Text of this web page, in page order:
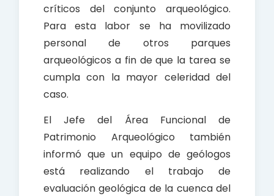
críticos del conjunto arqueológico.
Para esta labor se ha movilizado
personal de otros parques
arqueológicos a fin de que la tarea se
cumpla con la mayor celeridad del
caso.
El Jefe del Área Funcional de
Patrimonio Arqueológico también
informó que un equipo de geólogos
está realizando el trabajo de
evaluación geológica de la cuenca del